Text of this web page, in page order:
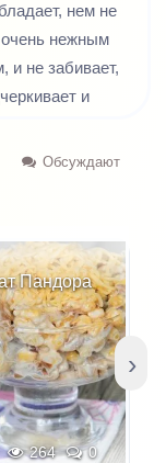
нем не
нежным
и не забивает,
и
мы кладем в
очень хорош не
как заправка к
супу, но и
утоляющий
Обсуждают
Пандора
264 0
›